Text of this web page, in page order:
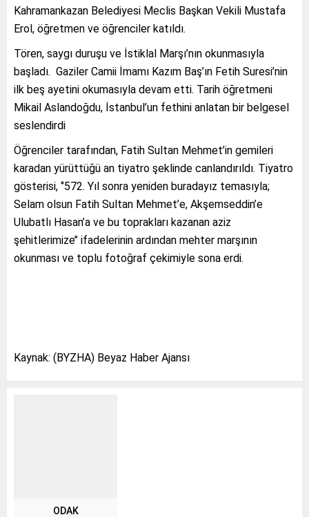
Kahramankazan Belediyesi Meclis Başkan Vekili Mustafa
Erol, öğretmen ve öğrenciler katıldı.
Tören, saygı duruşu ve İstiklal Marşı’nın okunmasıyla
başladı. Gaziler Camii İmamı Kazım Baş’ın Fetih Suresi’nin
ilk beş ayetini okumasıyla devam etti. Tarih öğretmeni
Mikail Aslandoğdu, İstanbul’un fethini anlatan bir belgesel
seslendirdi
Öğrenciler tarafından, Fatih Sultan Mehmet’in gemileri
karadan yürüttüğü an tiyatro şeklinde canlandırıldı. Tiyatro
gösterisi, ‘’572. Yıl sonra yeniden buradayız temasıyla;
Selam olsun Fatih Sultan Mehmet’e, Akşemseddin’e
Ulubatlı Hasan’a ve bu toprakları kazanan aziz
şehitlerimize’’ ifadelerinin ardından mehter marşının
okunması ve toplu fotoğraf çekimiyle sona erdi.
Kaynak: (BYZHA) Beyaz Haber Ajansı
ODAK